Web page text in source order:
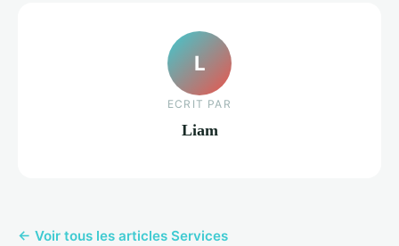
L
ECRIT PAR
Liam
← Voir tous les articles Services